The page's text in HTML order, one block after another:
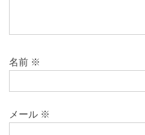
名前 ※
メール ※